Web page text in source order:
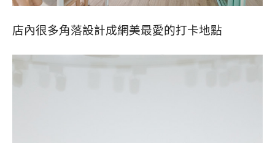
店內很多角落設計成網美最愛的打卡地點